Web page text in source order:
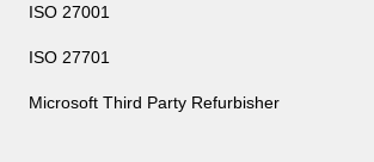
ISO 27001
ISO 27701
Microsoft Third Party Refurbisher